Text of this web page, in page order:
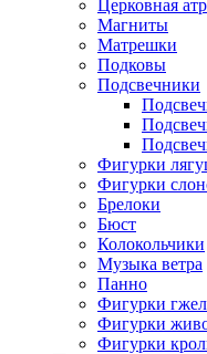
Церковная
Магниты
Матрешки
Подковы
Подсвечники
Фигурки
Фигурки
Брелоки
Бюст
Колокольчики
Музыка ветра
Панно
Фигурки
Фигурки
Фигурки